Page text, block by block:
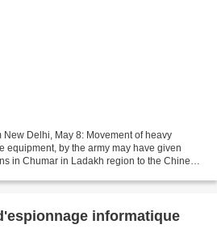
Delhi, May 8: Movement of heavy
equipment, by the army may have given
in Chumar in Ladakh region to the Chinese
informatique